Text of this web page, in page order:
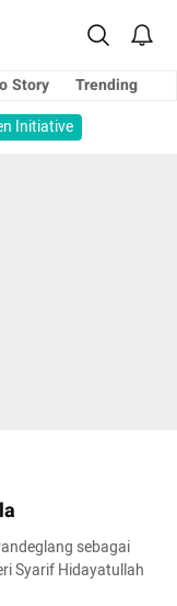
Story
Trending
Initiative
sebagai
Syarif Hidayatullah